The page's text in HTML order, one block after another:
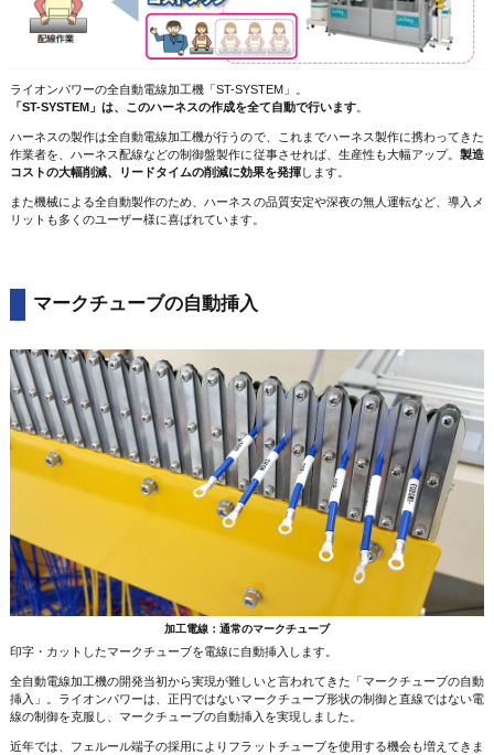
ライオンパワーの全自動電線加工機「ST-SYSTEM」。
「ST-SYSTEM」は、このハーネスの作成を全て自動で行います。
ハーネスの製作は全自動電線加工機が行うので、これまでハーネス製作に携わってきた
作業者を、ハーネス配線などの制御盤製作に従事させれば、生産性も大幅アップ。製造
コストの大幅削減、リードタイムの削減に効果を発揮します。
また機械による全自動製作のため、ハーネスの品質安定や深夜の無人運転など、導入メ
リットも多くのユーザー様に喜ばれています。
マークチューブの自動挿入
加工電線：通常のマークチューブ
印字・カットしたマークチューブを電線に自動挿入します。
全自動電線加工機の開発当初から実現が難しいと言われてきた「マークチューブの自動
挿入」。ライオンパワーは、正円ではないマークチューブ形状の制御と直線ではない電
線の制御を克服し、マークチューブの自動挿入を実現しました。
近年では、フェルール端子の採用によりフラットチューブを使用する機会も増えてきま